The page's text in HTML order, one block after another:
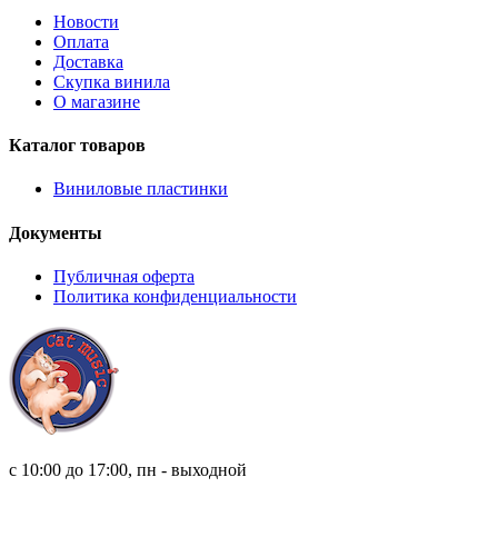
Новости
Оплата
Доставка
Скупка винила
О магазине
Каталог товаров
Виниловые пластинки
Документы
Публичная оферта
Политика конфиденциальности
с 10:00 до 17:00, пн - выходной